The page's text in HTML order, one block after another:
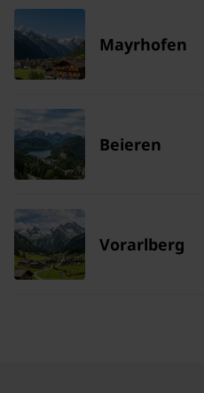
Mayrhofen
Beieren
Vorarlberg